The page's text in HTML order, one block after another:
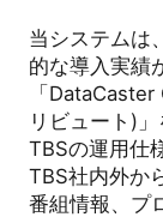
当システムは
的な導入実績
「
リビュート )
TBSの運用仕
TBS社内外か
番組情報、プ